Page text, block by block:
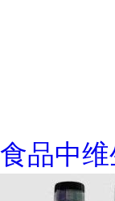
食品中